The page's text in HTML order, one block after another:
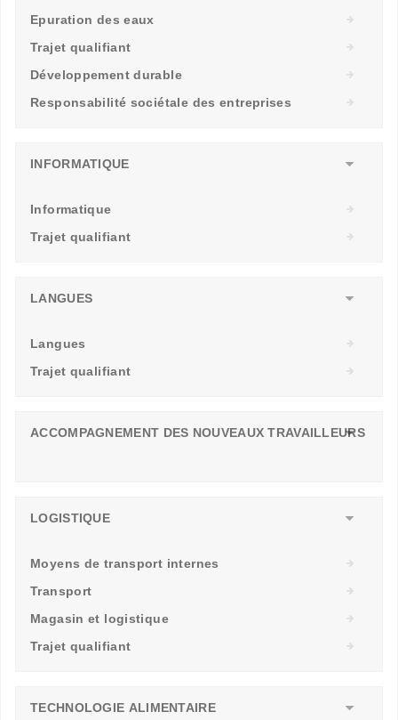
Epuration des eaux
Trajet qualifiant
Développement durable
Responsabilité sociétale des entreprises
INFORMATIQUE
Informatique
Trajet qualifiant
LANGUES
Langues
Trajet qualifiant
ACCOMPAGNEMENT DES NOUVEAUX TRAVAILLEURS
LOGISTIQUE
Moyens de transport internes
Transport
Magasin et logistique
Trajet qualifiant
TECHNOLOGIE ALIMENTAIRE